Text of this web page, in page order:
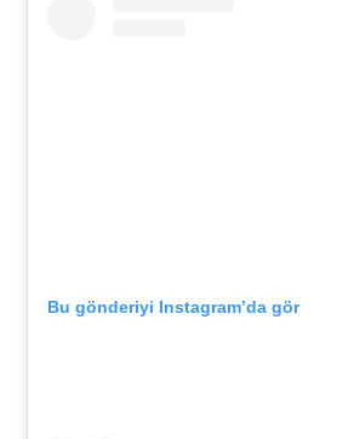
Bu gönderiyi Instagram’da gör